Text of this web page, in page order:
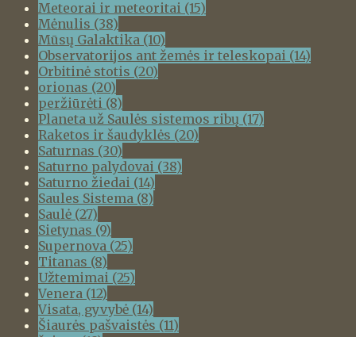
Meteorai ir meteoritai (15)
Mėnulis (38)
Mūsų Galaktika (10)
Observatorijos ant žemės ir teleskopai (14)
Orbitinė stotis (20)
orionas (20)
peržiūrėti (8)
Planeta už Saulės sistemos ribų (17)
Raketos ir šaudyklės (20)
Saturnas (30)
Saturno palydovai (38)
Saturno žiedai (14)
Saules Sistema (8)
Saulė (27)
Sietynas (9)
Supernova (25)
Titanas (8)
Užtemimai (25)
Venera (12)
Visata, gyvybė (14)
Šiaurės pašvaistės (11)